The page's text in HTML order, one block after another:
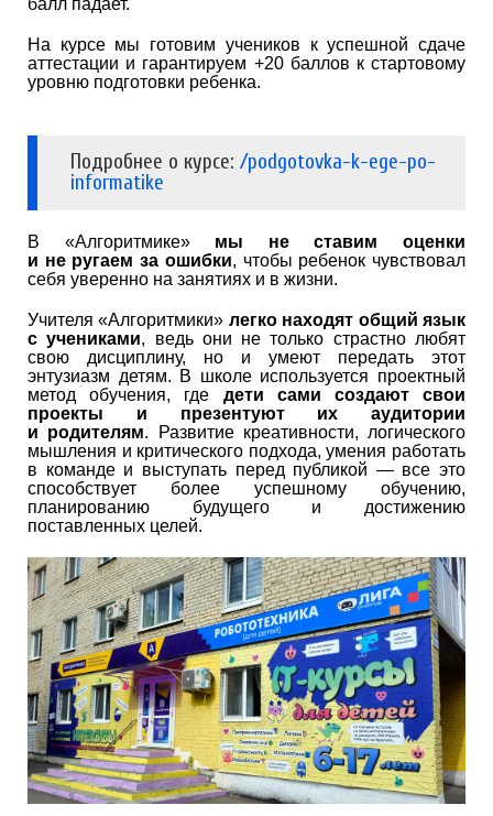
На курсе мы готовим учеников к успешной сдаче
аттестации и гарантируем +20 баллов к стартовому
уровню подготовки ребенка.
Подробнее о курсе: /podgotovka-k-ege-po-
informatike
В «Алгоритмике» мы не ставим оценки
и не ругаем за ошибки, чтобы ребенок чувствовал
себя уверенно на занятиях и в жизни.
Учителя «Алгоритмики» легко находят общий язык
с учениками, ведь они не только страстно любят
свою дисциплину, но и умеют передать этот
энтузиазм детям. В школе используется проектный
метод обучения, где дети сами создают свои
проекты и презентуют их аудитории
и родителям. Развитие креативности, логического
мышления и критического подхода, умения работать
в команде и выступать перед публикой — все это
способствует более успешному обучению,
планированию будущего и достижению
поставленных целей.